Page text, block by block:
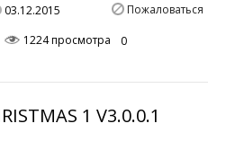
03.12.2015 Пожаловаться
1224 просмотра 0
1 V3.0.0.1